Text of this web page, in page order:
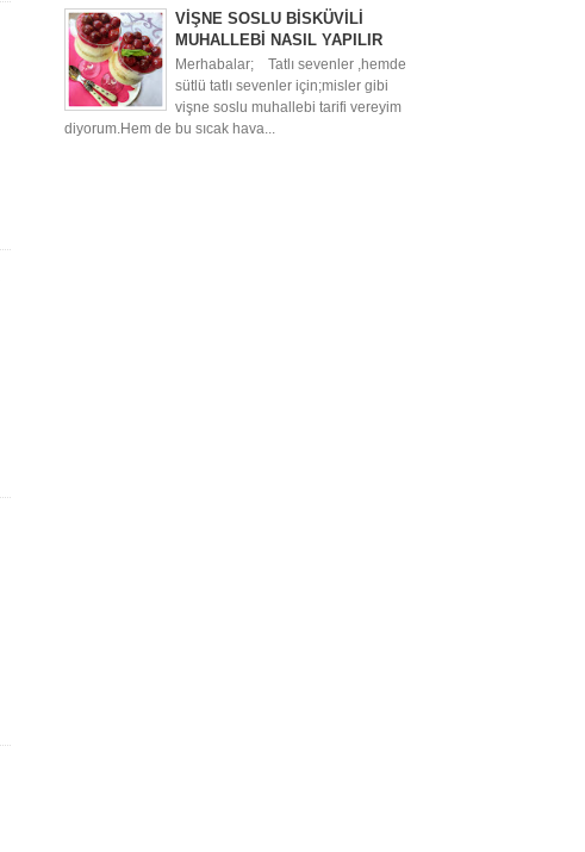
VİŞNE SOSLU BİSKÜVİLİ
MUHALLEBİ NASIL YAPILIR
Merhabalar; Tatlı sevenler ,hemde
sütlü tatlı sevenler için;misler gibi
vişne soslu muhallebi tarifi vereyim
diyorum.Hem de bu sıcak hava...